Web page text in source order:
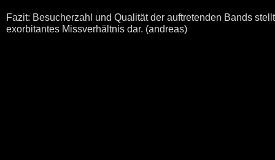
Fazit: Besucherzahl und Qualität der auftretenden Bands
exorbitantes Missverhältnis dar. (andreas)